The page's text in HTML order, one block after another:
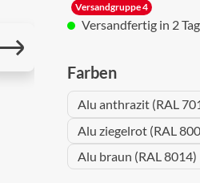
Versandgruppe 4
Versandfertig in 2
Farbenauswählen
Alu anthrazit (RAL
Alu ziegelrot (RAL
Alu braun (RAL 8014)